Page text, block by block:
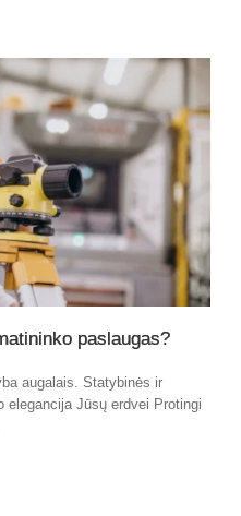
paslaugas?
augalais. Statybinės ir
elegancija Jūsų erdvei Protingi